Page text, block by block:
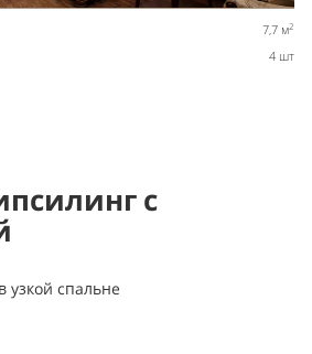
7,7 м2
4 шт
с